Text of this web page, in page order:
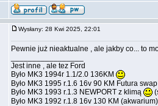
Wysłany: 28 Kwi 2025, 22:01
Pewnie już nieaktualne , ale jakby co... to
Jest inne , ale tez Ford
Było MK3 1994r 1.1/2.0 136KM
Było MK3 1995 r.1.6 16v 90 KM Futura
Było MK3 1993 r.1.3 NEWPORT z klimą
Było MK3 1992 r.1.8 16v 130 KM (akwarium)